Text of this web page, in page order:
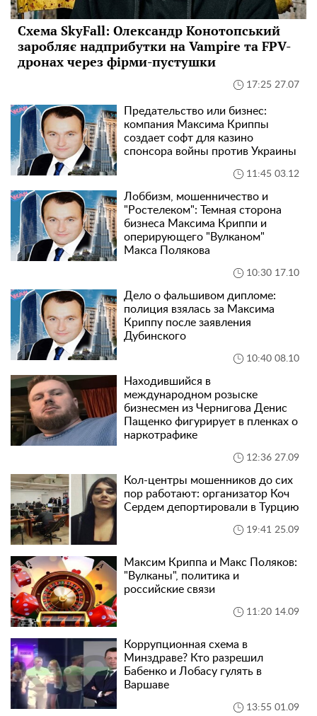
Схема SkyFall: Олександр Конотопський
заробляє надприбутки на Vampire та FPV-
дронах через фірми-пустушки
17:25 27.07
Предательство или бизнес:
компания Максима Криппы
создает софт для казино
спонсора войны против Украины
11:45 03.12
Лоббизм, мошенничество и
"Ростелеком": Темная сторона
бизнеса Максима Криппи и
оперирующего "Вулканом"
Макса Полякова
10:30 17.10
Дело о фальшивом дипломе:
полиция взялась за Максима
Криппу после заявления
Дубинского
10:40 08.10
Находившийся в
международном розыске
бизнесмен из Чернигова Денис
Пащенко фигурирует в пленках о
наркотрафике
12:36 27.09
Кол-центры мошенников до сих
пор работают: организатор Коч
Сердем депортировали в Турцию
19:41 25.09
Максим Криппа и Макс Поляков:
"Вулканы", политика и
российские связи
11:20 14.09
Коррупционная схема в
Минздраве? Кто разрешил
Бабенко и Лобасу гулять в
Варшаве
13:55 01.09